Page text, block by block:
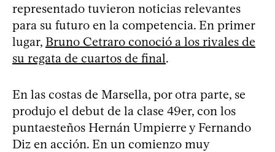
representado tuvieron noticias relevantes
para su futuro en la competencia. En primer
lugar, Bruno Cetraro conoció a los rivales de
su regata de cuartos de final.
En las costas de Marsella, por otra parte, se
produjo el debut de la clase 49er, con los
puntaesteños Hernán Umpierre y Fernando
Diz en acción. En un comienzo muy